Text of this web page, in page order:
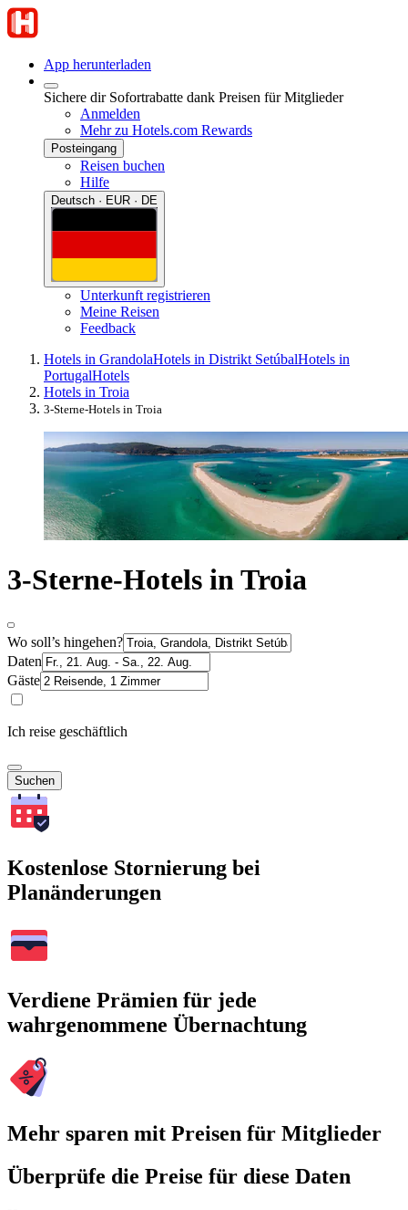
App herunterladen
Sichere dir Sofortrabatte dank Preisen für Mitglieder
Anmelden
Mehr zu Hotels.com Rewards
Posteingang
Reisen buchen
Hilfe
Deutsch · EUR · DE
Unterkunft registrieren
Meine Reisen
Feedback
Hotels in GrandolaHotels in Distrikt SetúbalHotels in
PortugalHotels
Hotels in Troia
3-Sterne-Hotels in Troia
3-Sterne-Hotels in Troia
Wo soll’s hingehen?
Daten
Gäste
Ich reise geschäftlich
Suchen
Kostenlose Stornierung bei
Planänderungen
Verdiene Prämien für jede
wahrgenommene Übernachtung
Mehr sparen mit Preisen für Mitglieder
Überprüfe die Preise für diese Daten